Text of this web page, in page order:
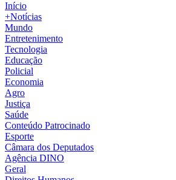
Início
+Notícias
Mundo
Entretenimento
Tecnologia
Educação
Policial
Economia
Agro
Justiça
Saúde
Conteúdo Patrocinado
Esporte
Câmara dos Deputados
Agência DINO
Geral